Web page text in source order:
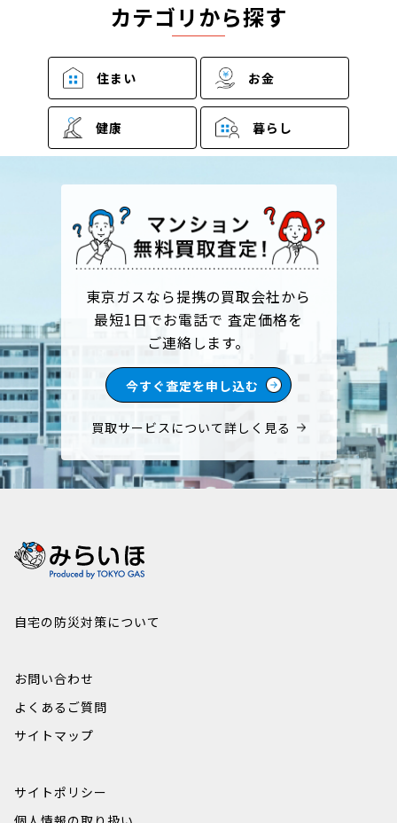
カテゴリから探す
住まい お金
健康 暮らし
東京ガスなら提携の買取会社から
最短1日でお電話で 査定価格を
ご連絡します。
今すぐ査定を申し込む
買取サービスについて詳しく見る
自宅の防災対策について
お問い合わせ
よくあるご質問
サイトマップ
サイトポリシー